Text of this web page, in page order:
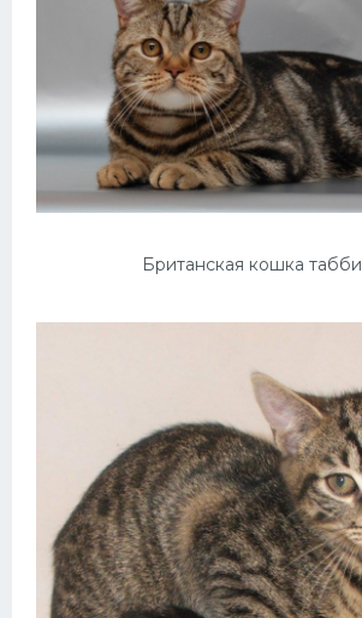
Британская кошка табби